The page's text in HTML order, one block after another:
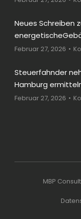
Neues Schreiben
Februar 27, 2026
Steuerfahnder
Hamburg
Februar 27, 2026
MBP